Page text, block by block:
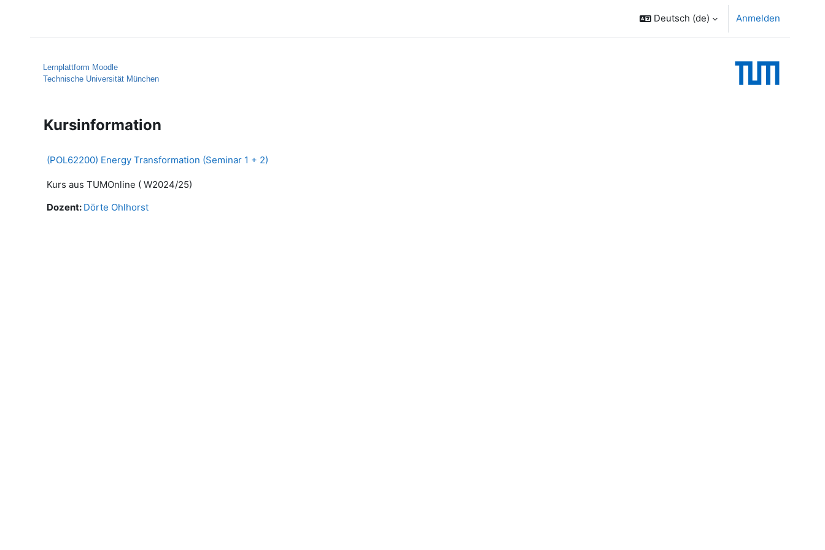
Deutsch ‎(de)‎ Anmelden
Lernplattform Moodle
Technische Universität München
Kursinformation
(POL62200) Energy Transformation (Seminar 1 + 2)
Kurs aus TUMOnline ( W2024/25)
Dozent: Dörte Ohlhorst